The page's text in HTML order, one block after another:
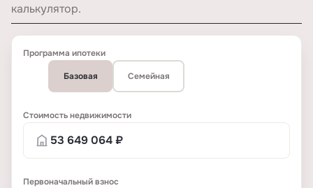
калькулятор.
Программа ипотеки
Базовая Семейная
Стоимость недвижимости
Первоначальный взнос